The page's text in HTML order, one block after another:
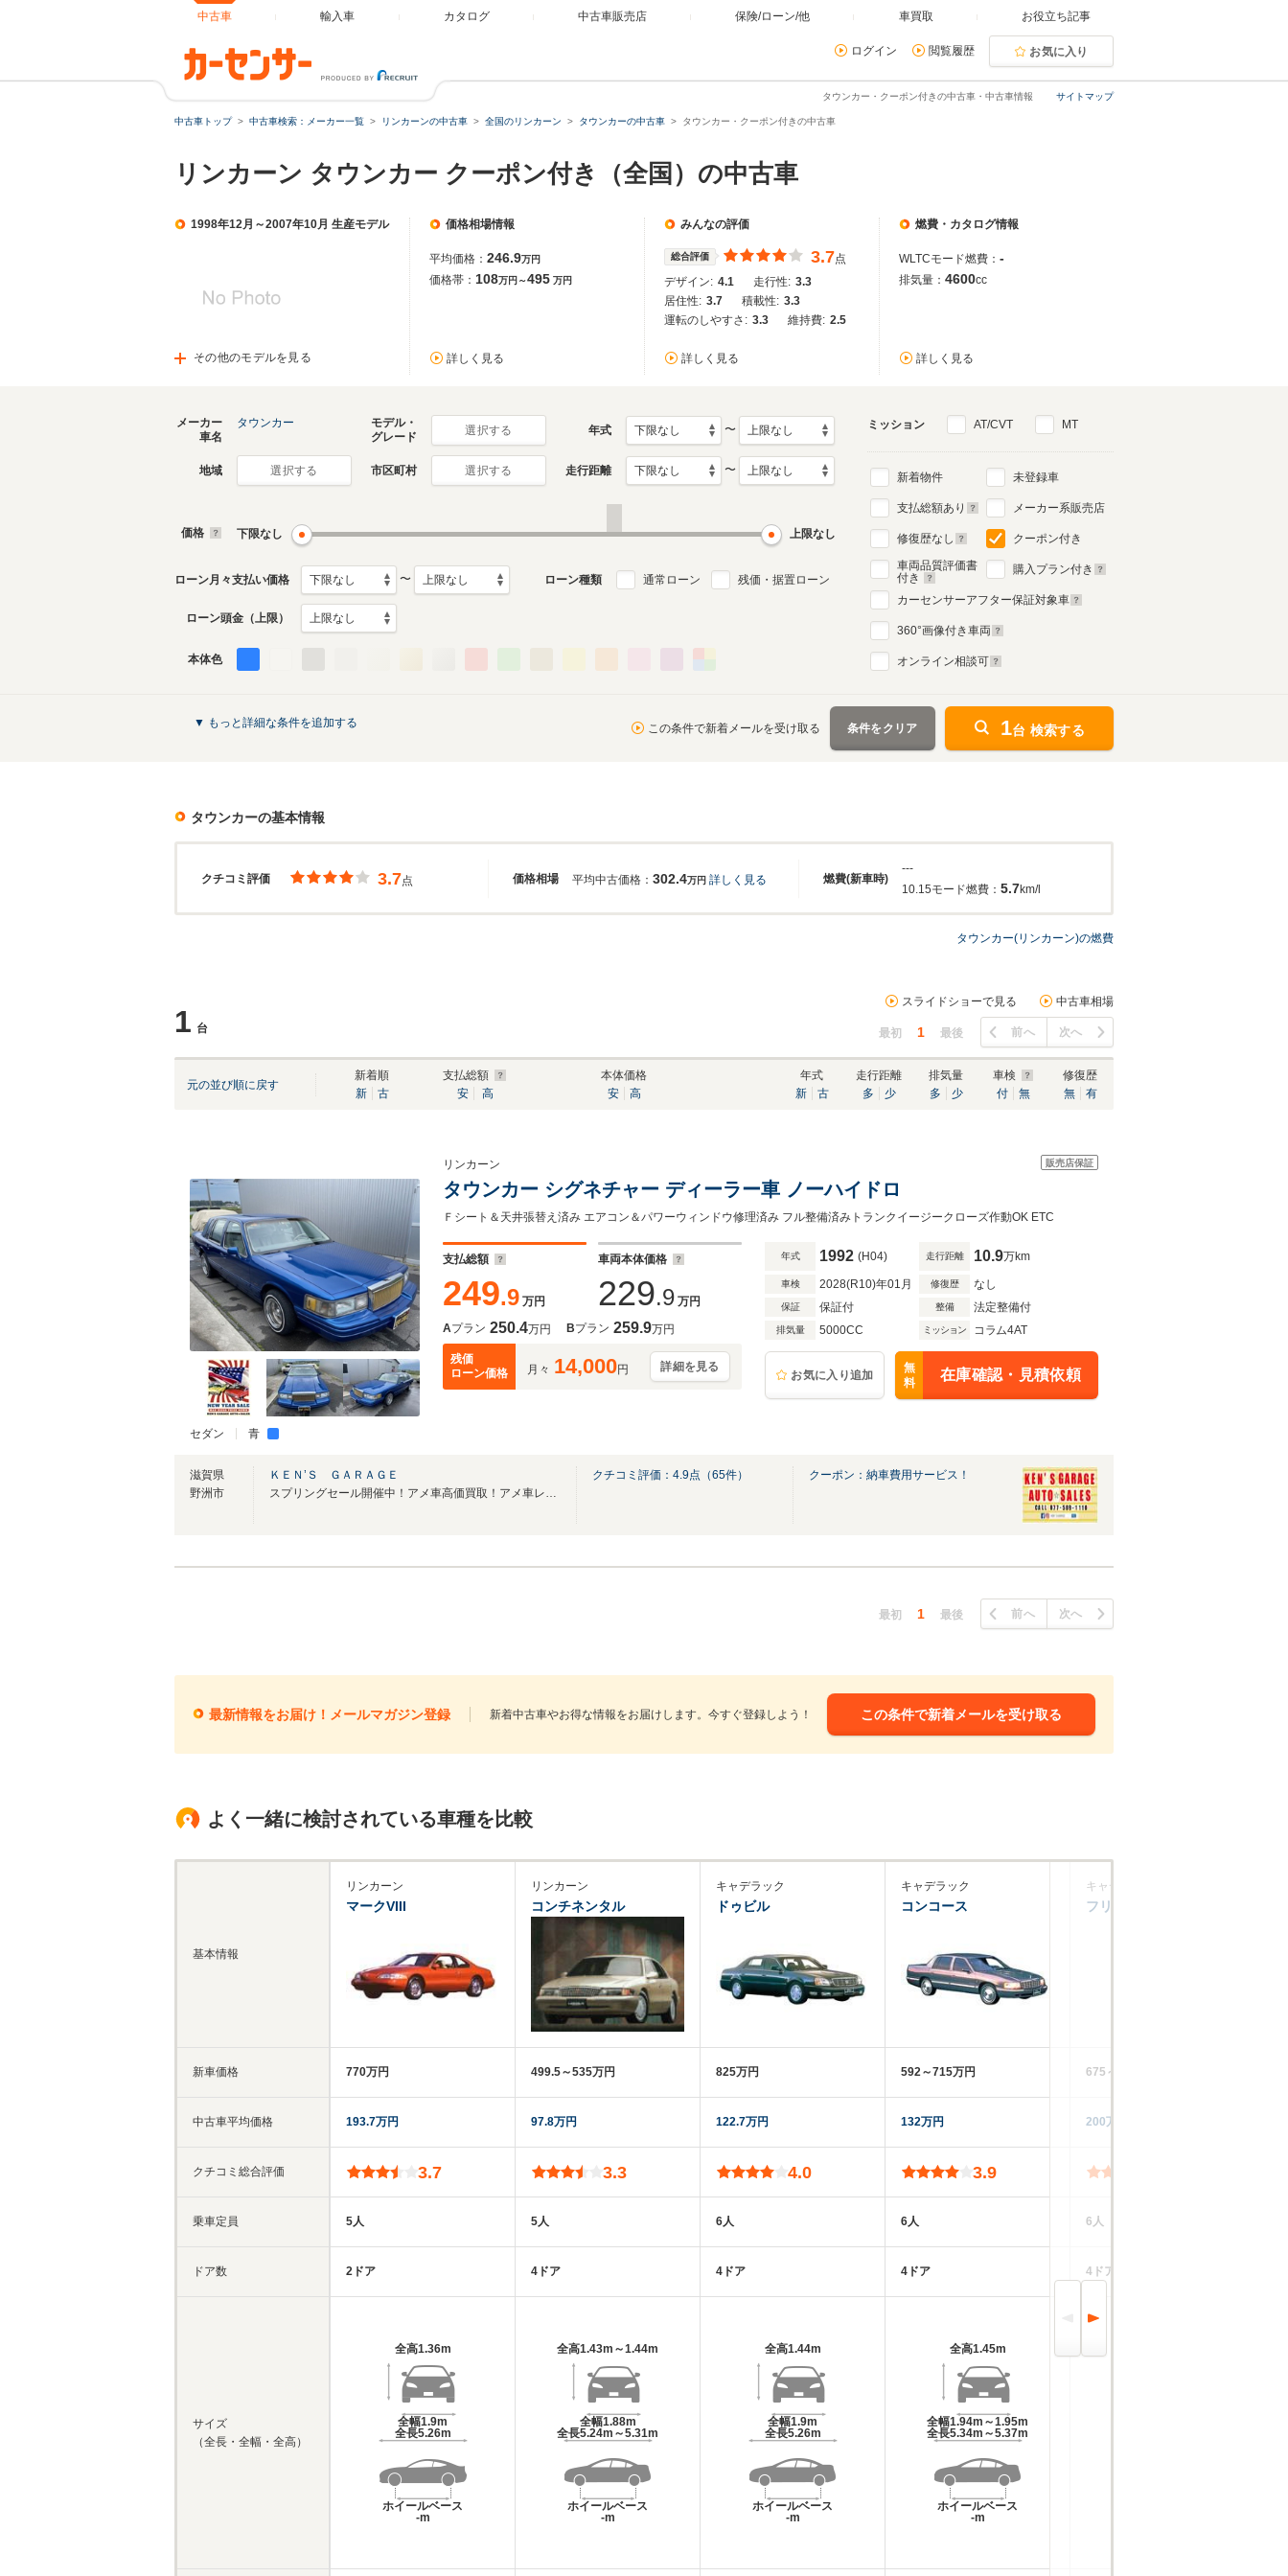
中古車 輸入車 カタログ 中古車販売店 保険/ローン/他 車買取 お役立ち記事
ログイン 閲覧履歴 お気に入り
サイトマップ
タウンカー・クーポン付きの中古車・中古車情報
中古車トップ 中古車検索：メーカー一覧 リンカーンの中古車 全国のリンカーン タウンカーの中古車 タウンカー・クーポン付きの中古車
リンカーン タウンカー クーポン付き（全国）の中古車
1998年12月～2007年10月 生産モデル
その他のモデルを見る
価格相場情報
平均価格： 246.9万円
価格帯： 108万円～495 万円
詳しく見る
みんなの評価
総合評価 3.7点
デザイン: 4.1 走行性: 3.3
居住性: 3.7 積載性: 3.3
運転のしやすさ: 3.3 維持費: 2.5
詳しく見る
燃費・カタログ情報
WLTCモード燃費： -
排気量： 4600cc
詳しく見る
月生産モデル
タウンカーのカタログを見る
メーカー
車名
タウンカー
モデル・
グレード
選択する 年式 〜
地域 選択する 市区町村 選択する 走行距離 〜
価格 下限なし 上限なし
ローン月々支払い価格 〜 ローン種類 通常ローン 残価・据置ローン
ローン頭金（上限）
本体色
ミッション AT/CVT MT
新着物件
支払総額あり
修復歴なし
車両品質評価書
付き
未登録車
メーカー系販売店
クーポン付き
購入プラン付き
カーセンサーアフター保証対象車
360°画像付き車両
オンライン相談可
▼ もっと詳細な条件を追加する この条件で新着メールを受け取る 条件をクリア 1台 検索する
タウンカーの基本情報
クチコミ評価 価格相場 燃費(新車時)
3.7点 平均中古価格： 302.4万円 詳しく見る
---
10.15モード燃費： 5.7km/l
タウンカー(リンカーン)の燃費
1 台
スライドショーで見る 中古車相場
最初 1 最後 前へ 次へ
元の並び順に戻す
新着順
新
古
支払総額
安
高
本体価格
安
高
年式
新
古
走行距離
多
少
排気量
多
少
車検
付
無
修復歴
無
有
セダン 青
販売店保証
リンカーン
タウンカー シグネチャー ディーラー車 ノーハイドロ
Ｆシート＆天井張替え済み エアコン＆パワーウィンドウ修理済み フル整備済みトランクイージークローズ作動OK ETC
支払総額
249.9 万円
車両本体価格
229.9 万円
Aプラン 250.4万円 Bプラン 259.9万円
残価
ローン価格
月々 14,000円 詳細を見る
年式 1992 (H04) 走行距離 10.9万km
車検 2028(R10)年01月 修復歴 なし
保証 保証付 整備 法定整備付
排気量 5000CC ミッション コラム4AT
お気に入り追加
無
料
在庫確認・見積依頼
滋賀県
野洲市
ＫＥＮ’Ｓ ＧＡＲＡＧＥ
スプリングセール開催中！アメ車高価買取！アメ車レンタカーあり！ロードサービス可
クチコミ評価： 4.9点（65件） クーポン：納車費用サービス！
最初 1 最後 前へ 次へ
最新情報をお届け！メールマガジン登録 新着中古車やお得な情報をお届けします。今すぐ登録しよう！ この条件で新着メールを受け取る
よく一緒に検討されている車種を比較
基本情報
新車価格
中古車平均価格
クチコミ総合評価
乗車定員
ドア数
サイズ
（全長・全幅・全高）
リンカーン
マークVIII
770万円
193.7万円
3.7
5人
2ドア
全高1.36m
全幅1.9m
全長5.26m
ホイールベース
-m
リンカーン
コンチネンタル
499.5～535万円
97.8万円
3.3
5人
4ドア
全高1.43m～1.44m
全幅1.88m
全長5.24m～5.31m
ホイールベース
-m
キャデラック
ドゥビル
825万円
122.7万円
4.0
6人
4ドア
全高1.44m
全幅1.9m
全長5.26m
ホイールベース
-m
キャデラック
コンコース
592～715万円
132万円
3.9
6人
4ドア
全高1.45m
全幅1.94m～1.95m
全長5.34m～5.37m
ホイールベース
-m
キャデラック
フリートウッド
675～817万円
200万円
6人
4ドア